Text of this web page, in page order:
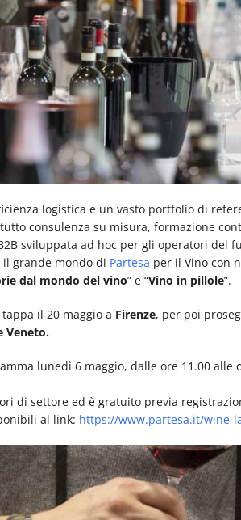
logistica e un vasto portfolio di
consulenza su misura, formazione
sviluppata ad hoc per gli operatori del
grande mondo di Partesa per il Vino con
dal mondo del vino” e “Vino in pillole”.
il 20 maggio a Firenze, per poi
Veneto.
lunedì 6 maggio, dalle ore 11.00 alle
di settore ed è gratuito previa
al link: https://www.partesa.it/wine-